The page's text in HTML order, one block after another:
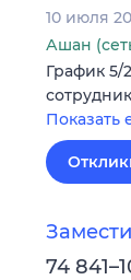
10 июля
Ашан
График 5/
Показать
74